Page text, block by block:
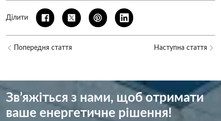
Ділити
Попередня стаття Наступна стаття
Зв’яжіться з нами, щоб отримати
ваше енергетичне рішення!